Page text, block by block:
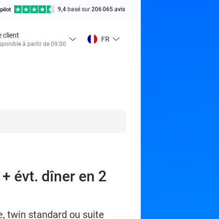
9,4 basé sur 206 065 avis
client
à partir de 09:00
FR
évt. dîner en 2
twin standard ou suite